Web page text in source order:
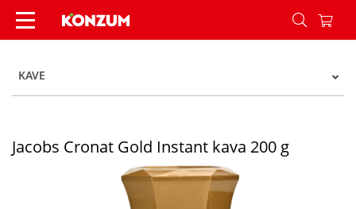
Jacobs Cronat Gold Instant kava 200 g - Konzum
KAVE
Jacobs Cronat Gold Instant kava 200 g